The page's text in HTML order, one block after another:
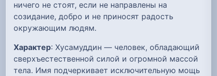
ничего не стоят, если не направлены на
созидание, добро и не приносят радость
окружающим людям.
Характер: Хусамуддин — человек, обладающий
сверхъестественной силой и огромной массой
тела. Имя подчеркивает исключительную мощь